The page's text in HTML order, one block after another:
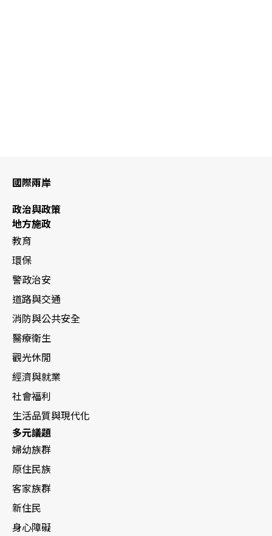
國際兩岸
政治與政策
地方施政
教育
環保
警政治安
道路與交通
消防與公共安全
醫療衛生
觀光休閒
經濟與就業
社會福利
生活品質與現代化
多元議題
婦幼族群
原住民族
客家族群
新住民
身心障礙